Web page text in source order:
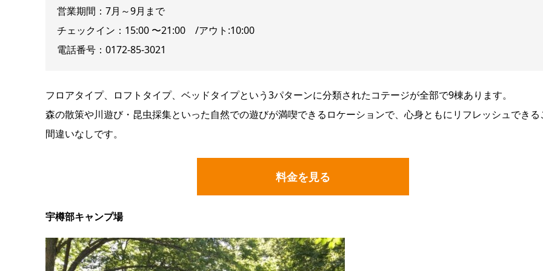
営業期間：7月～9月まで
チェックイン：15:00 〜21:00 /アウト:10:00
電話番号：0172-85-3021
フロアタイプ、ロフトタイプ、ベッドタイプという3パターンに分類されたコテージが全部で9棟あります。
森の散策や川遊び・昆虫採集といった自然での遊びが満喫できるロケーションで、心身ともにリフレッシュできる
間違いなしです。
料金を見る
宇樽部キャンプ場